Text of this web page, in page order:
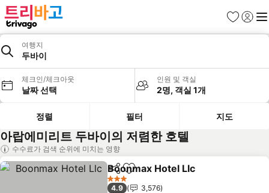
즐겨찾기
로그인
메
여행지
두바이
체크인/체크아웃
날짜 선택
인원 및 객실
2명, 객실 1개
정렬 필터 지도
아랍에미리트 두바이의 저렴한 호텔
수수료가 검색 순위에 미치는 영향
공유 즐겨찾기에 추가
Boonmax Hotel Llc
3 성급
4.9
3,576